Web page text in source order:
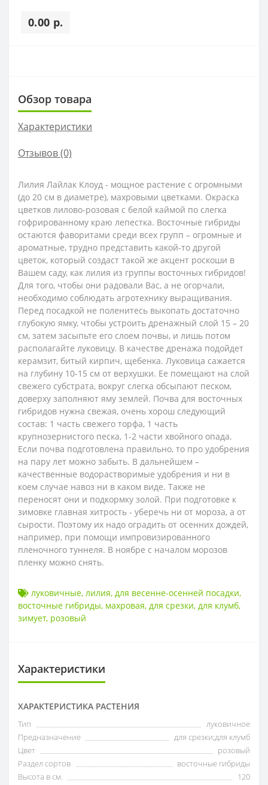
0.00 р.
Обзор товара
Характеристики
Отзывов (0)
Лилия Лайлак Клоуд - мощное растение с огромными
(до 20 см в диаметре), махровыми цветками. Окраска
цветков лилово-розовая с белой каймой по слегка
гофрированному краю лепестка. Восточные гибриды
остаются фаворитами среди всех групп – огромные и
ароматные, трудно представить какой-то другой
цветок, который создаст такой же акцент роскоши в
Вашем саду, как лилия из группы восточных гибридов!
Для того, чтобы они радовали Вас, а не огорчали,
необходимо соблюдать агротехнику выращивания.
Перед посадкой не поленитесь выкопать достаточно
глубокую ямку, чтобы устроить дренажный слой 15 – 20
см, затем засыпьте его слоем почвы, и лишь потом
располагайте луковицу. В качестве дренажа подойдет
керамзит, битый кирпич, щебенка. Луковица сажается
на глубину 10-15 см от верхушки. Ее помещают на слой
свежего субстрата, вокруг слегка обсыпают песком,
доверху заполняют яму землей. Почва для восточных
гибридов нужна свежая, очень хорош следующий
состав: 1 часть свежего торфа, 1 часть
крупнозернистого песка, 1-2 части хвойного опада.
Если почва подготовлена правильно, то про удобрения
на пару лет можно забыть. В дальнейшем –
качественные водорастворимые удобрения и ни в
коем случае навоз ни в каком виде. Также не
переносят они и подкормку золой. При подготовке к
зимовке главная хитрость - уберечь ни от мороза, а от
сырости. Поэтому их надо оградить от осенних дождей,
например, при помощи импровизированного
пленочного туннеля. В ноябре с началом морозов
пленку можно снять.
луковичные, лилия, для весенне-осенней посадки,
восточные гибриды, махровая, для срезки, для клумб,
зимует, розовый
Характеристики
ХАРАКТЕРИСТИКА РАСТЕНИЯ
Тип
луковичное
Предназначение
для срезки;для клумб
Цвет
розовый
Раздел сортов
восточные гибриды
Высота в см.
120